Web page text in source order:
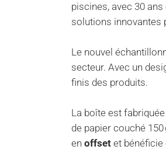
piscines, avec 30
solutions innovantes
Le nouvel
secteur. Avec un
finis des produits.
La boîte est
de papier couché
en offset et bénéficie